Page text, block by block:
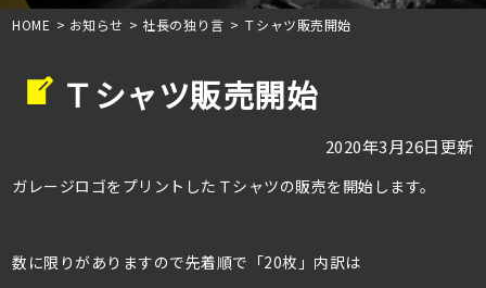
HOME > お知らせ > 社長の独り言 > Ｔシャツ販売開始
Ｔシャツ販売開始
2020年3月26日更新
ガレージロゴをプリントしたＴシャツの販売を開始します。
数に限りがありますので先着順で「20枚」内訳は